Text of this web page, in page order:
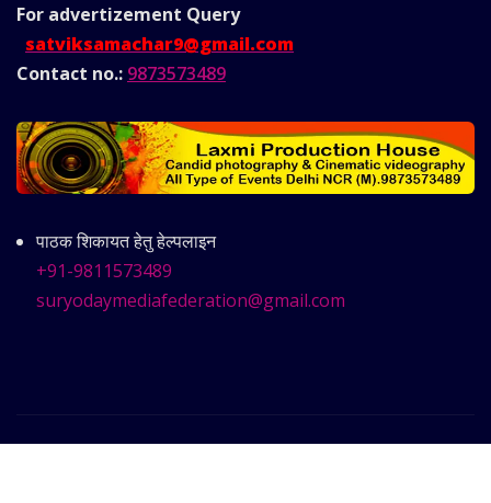
For advertizement Query
satviksamachar9@gmail.com
Contact no.: 9873573489
पाठक शिकायत हेतु हेल्पलाइन
+91-9811573489
suryodaymediafederation@gmail.com